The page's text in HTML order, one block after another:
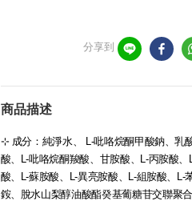
分享到
商品描述
⊹ 成分：純淨水、 L-吡咯烷酮甲酸鈉、乳
酸、L-吡咯烷酮羧酸、甘胺酸、L-丙胺酸
酸、L-蘇胺酸、L-異亮胺酸、L-組胺酸、L-
銨、脫水山梨醇油酸酯癸基葡糖苷交聯聚